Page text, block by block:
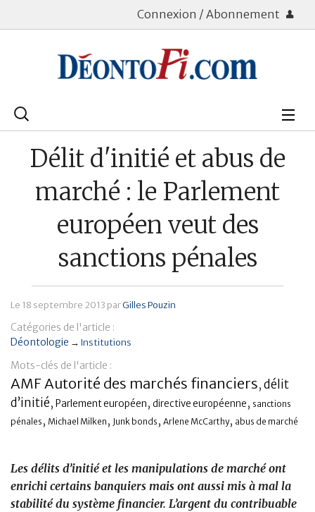
Connexion / Abonnement
Rechercher
Déontologie
Immobilier
Banque
Délit d'initié et abus de
marché : le Parlement
européen veut des
sanctions pénales
Le 18 septembre 2013 parGilles Pouzin
Catégories de l'article :
Déontologie → Institutions
Mots-clés de l'article :
AMF Autorité des marchés financiers, délit
d’initié, Parlement européen, directive européenne, sanctions
pénales , Michael Milken , Junk bonds , Arlene McCarthy, abus de marché
Les délits d’initié et les manipulations de marché ont
enrichi certains banquiers mais ont aussi mis à mal la
stabilité du système financier. L’argent du contribuable